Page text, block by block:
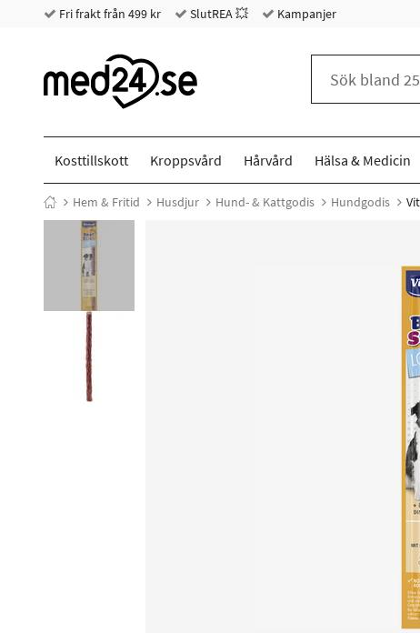
Fri frakt från 499 kr SlutREA 💥 Kampanjer
Kosttillskott Kroppsvård Hårvård Hälsa & Medicin
Hem & Fritid Husdjur Hund- & Kattgodis Hundgodis